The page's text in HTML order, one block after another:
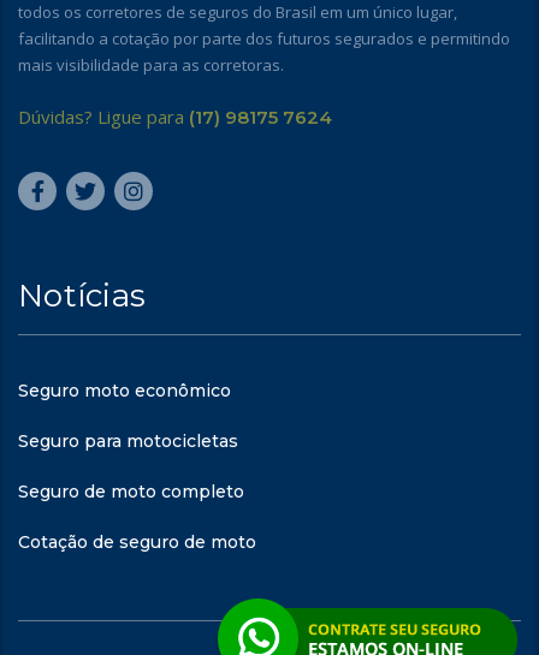
todos os corretores de seguros do Brasil em um único lugar,
facilitando a cotação por parte dos futuros segurados e permitindo
mais visibilidade para as corretoras.
Dúvidas? Ligue para (17) 98175 7624
Notícias
Seguro moto econômico
Seguro para motocicletas
Seguro de moto completo
Cotação de seguro de moto